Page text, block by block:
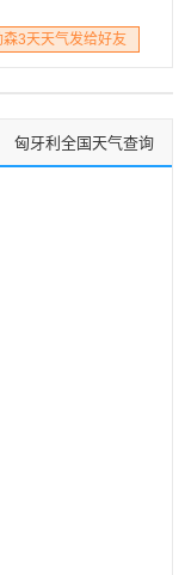
3天天气发给好友
匈牙利全国天气查询